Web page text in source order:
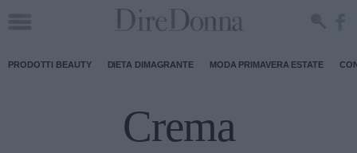
PRODOTTI BEAUTY DIETA DIMAGRANTE MODA PRIMAVERA ESTATE
Crema